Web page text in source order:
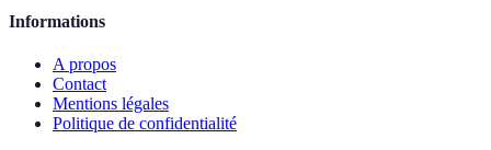
Informations
A propos
Contact
Mentions légales
Politique de confidentialité